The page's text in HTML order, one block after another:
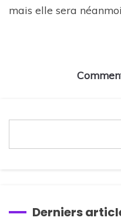
mais elle sera
Derniers